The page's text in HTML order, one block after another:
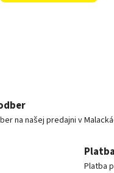
na našej predajni v
Platba
Platba